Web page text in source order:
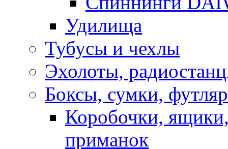
Удилища
Тубусы и чехлы
Эхолоты,
Боксы, сумки,
Коробочки,
приманок